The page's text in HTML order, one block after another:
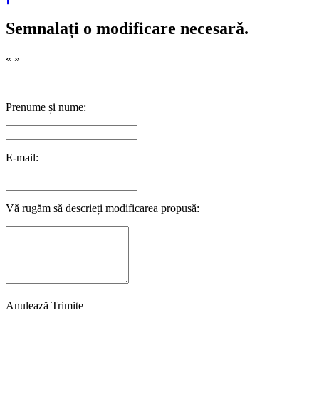
Semnalați o modificare necesară.
« »
Prenume și nume:
E-mail:
Vă rugăm să descrieți modificarea propusă:
Anulează Trimite